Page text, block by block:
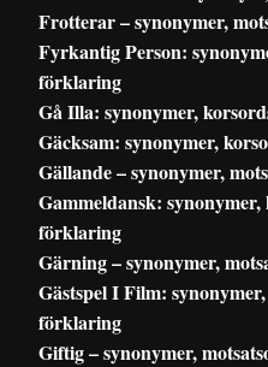
Frotterar – synonymer,
Fyrkantig Person:
förklaring
Gå Illa: synonymer,
Gäcksam: synonymer,
Gällande – synonymer,
Gammeldansk:
förklaring
Gärning – synonymer,
Gästspel I Film:
förklaring
Giftig – synonymer,